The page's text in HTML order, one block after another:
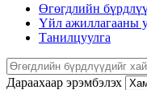
Өгөгдлийн
Үйл ажиллагааны
Танилцуулга
Дараахаар эрэмбэлэх